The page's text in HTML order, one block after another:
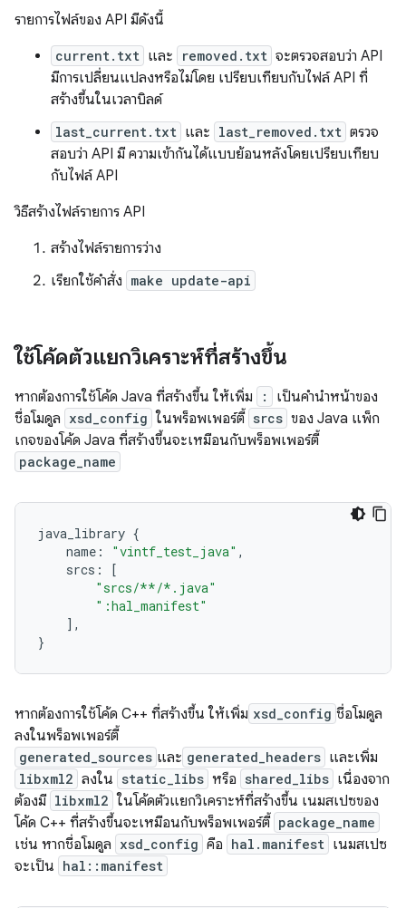
รายการไฟล์ของ API มีดังนี้
current.txt และ removed.txt จะตรวจสอบว่า API
มีการเปลี่ยนแปลงหรือไม่โดย เปรียบเทียบกับไฟล์ API ที่
สร้างขึ้นในเวลาบิลด์
last_current.txt และ last_removed.txt ตรวจ
สอบว่า API มี ความเข้ากันได้แบบย้อนหลังโดยเปรียบเทียบ
กับไฟล์ API
วิธีสร้างไฟล์รายการ API
สร้างไฟล์รายการว่าง
เรียกใช้คำสั่ง make update-api
ใช้โค้ดตัวแยกวิเคราะห์ที่สร้างขึ้น
หากต้องการใช้โค้ด Java ที่สร้างขึ้น ให้เพิ่ม :
เป็นคำนำหน้าของ
ชื่อโมดูล xsd_config ในพร็อพเพอร์ตี้ srcs ของ Java แพ็ก
เกจของโค้ด Java ที่สร้างขึ้นจะเหมือนกับพร็อพเพอร์ตี้
package_name
java_library {
name : "vintf_test_java" ,
srcs :
[
"srcs/**/*.java"
":hal_manifest"
],
}
หากต้องการใช้โค้ด C++ ที่สร้างขึ้น ให้เพิ่ม xsd_config ชื่อโมดูล
ลงในพร็อพเพอร์ตี้
generated_sources และ generated_headers และเพิ่ม
libxml2 ลงใน static_libs หรือ shared_libs เนื่องจาก
ต้องมี libxml2 ในโค้ดตัวแยกวิเคราะห์ที่สร้างขึ้น เนมสเปซของ
โค้ด C++ ที่สร้างขึ้นจะเหมือนกับพร็อพเพอร์ตี้ package_name
เช่น หากชื่อโมดูล xsd_config คือ hal.manifest เนมสเปซ
จะเป็น hal::manifest